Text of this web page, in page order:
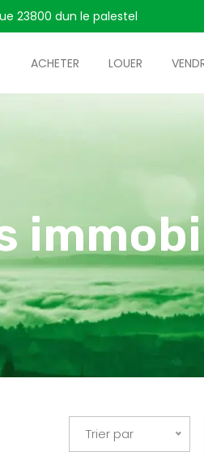
23800 dun le palestel
ACHETER LOUER
Trier par